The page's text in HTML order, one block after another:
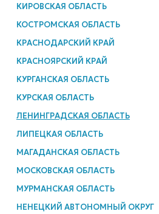
КИРОВСКАЯ ОБЛАСТЬ
КОСТРОМСКАЯ ОБЛАСТЬ
КРАСНОДАРСКИЙ КРАЙ
КРАСНОЯРСКИЙ КРАЙ
КУРГАНСКАЯ ОБЛАСТЬ
КУРСКАЯ ОБЛАСТЬ
ЛЕНИНГРАДСКАЯ ОБЛАСТЬ
ЛИПЕЦКАЯ ОБЛАСТЬ
МАГАДАНСКАЯ ОБЛАСТЬ
МОСКОВСКАЯ ОБЛАСТЬ
МУРМАНСКАЯ ОБЛАСТЬ
НЕНЕЦКИЙ АВТОНОМНЫЙ ОКРУГ